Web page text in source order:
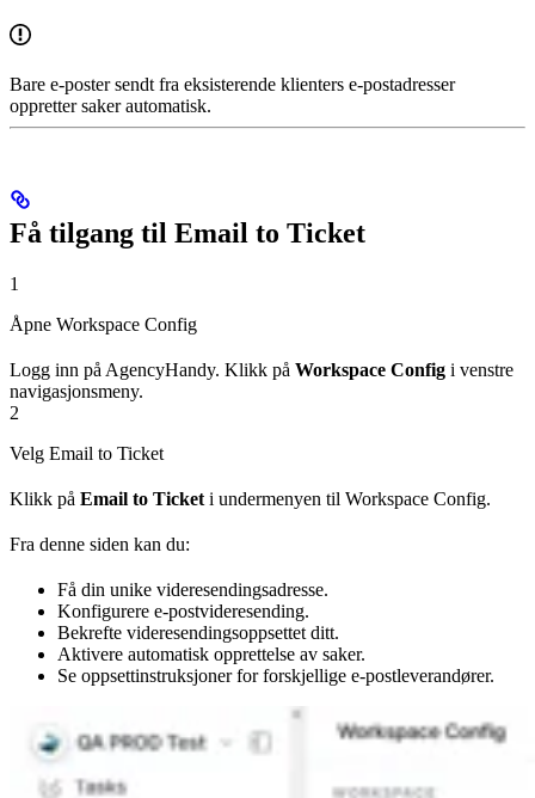
Bare e-poster sendt fra eksisterende klienters e-postadresser
oppretter saker automatisk.
Få tilgang til Email to Ticket
1
Åpne Workspace Config
Logg inn på AgencyHandy. Klikk på Workspace Config i venstre
navigasjonsmeny.
2
Velg Email to Ticket
Klikk på Email to Ticket i undermenyen til Workspace Config.
Fra denne siden kan du:
Få din unike videresendingsadresse.
Konfigurere e-postvideresending.
Bekrefte videresendingsoppsettet ditt.
Aktivere automatisk opprettelse av saker.
Se oppsettinstruksjoner for forskjellige e-postleverandører.